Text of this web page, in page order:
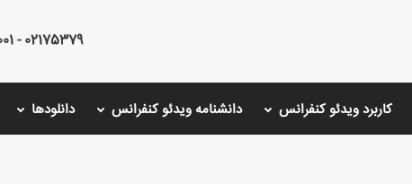
02175379 - 02126766001 - 02175487000
کاربرد ویدئو کنفرانس دانشنامه ویدئو کنفرانس دانلودها